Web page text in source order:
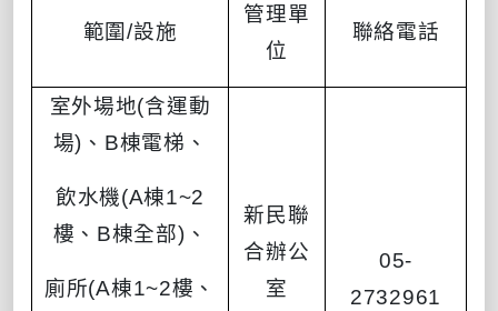
範圍/設施
管理單
位
聯絡電話
室外場地(含運動
場) 、 B棟電梯、
飲水機(A棟1~2
樓、 B棟全部) 、
廁所(A棟1~2樓、
新民聯
合辦公
室
05-
2732961